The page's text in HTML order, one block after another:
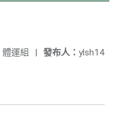
發布人： ylsh14
體運組 |